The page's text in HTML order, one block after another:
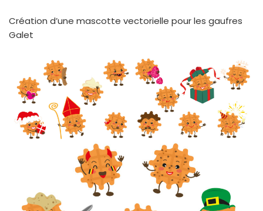
Création d’une mascotte vectorielle pour les gaufres
Galet